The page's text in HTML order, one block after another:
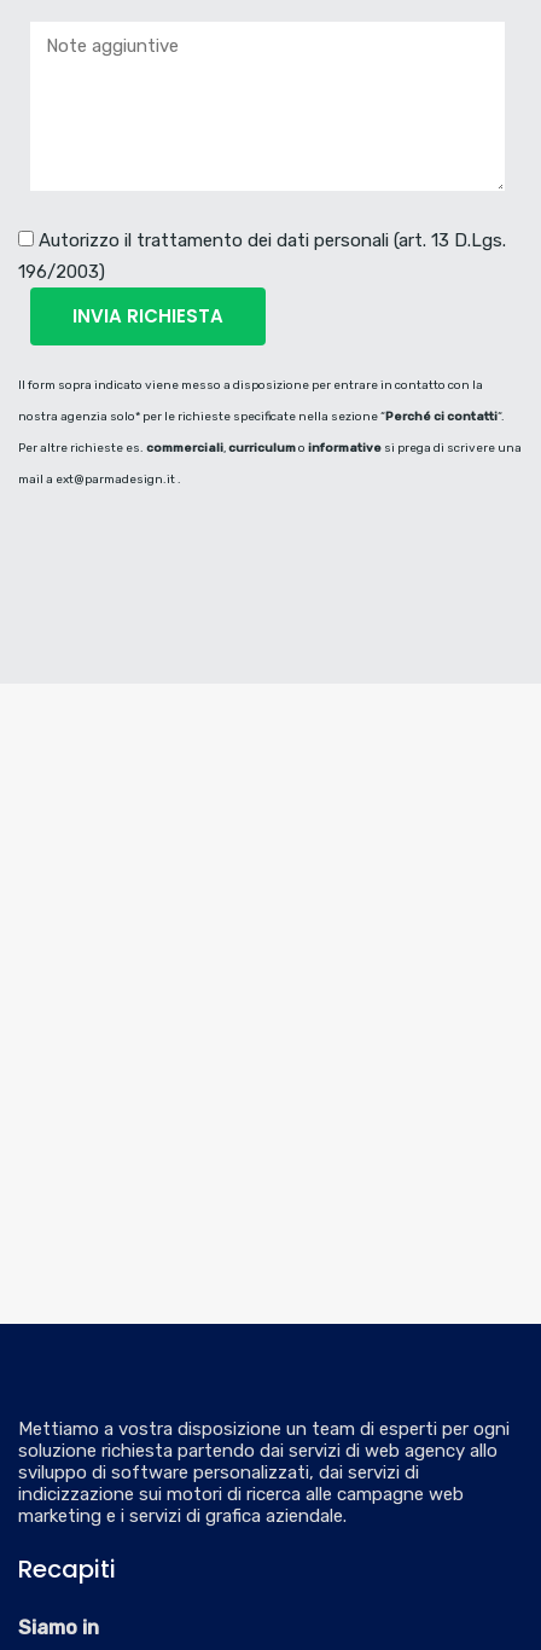
Autorizzo il trattamento dei dati personali (art. 13 D.Lgs.
196/2003)
Il form sopra indicato viene messo a disposizione per entrare in contatto con la
nostra agenzia solo* per le richieste specificate nella sezione “Perché ci contatti“.
Per altre richieste es. commerciali,curriculumo informative si prega di scrivere una
mail a ext@parmadesign.it.
Mettiamo a vostra disposizione un team di esperti per ogni
soluzione richiesta partendo dai servizi di web agency allo
sviluppo di software personalizzati, dai servizi di
indicizzazione sui motori di ricerca alle campagne web
marketing e i servizi di grafica aziendale.
Recapiti
Siamo in